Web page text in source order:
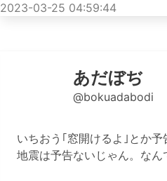
2023-03-25 04:59:44
あだぼぢ
@bokuadabodi
いちおう｢窓開けるよ｣とか予
地震は予告ないじゃん。なん